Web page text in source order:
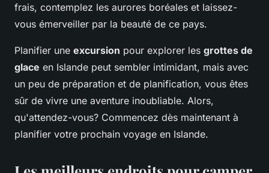
frais, contemplez les aurores boréales et laissez-
vous émerveiller par la beauté de ce pays.
Planifier une excursion pour explorer les grottes de
glace en Islande peut sembler intimidant, mais avec
un peu de préparation et de planification, vous êtes
sûr de vivre une aventure inoubliable. Alors,
qu'attendez-vous? Commencez dès maintenant à
planifier votre prochain voyage en Islande.